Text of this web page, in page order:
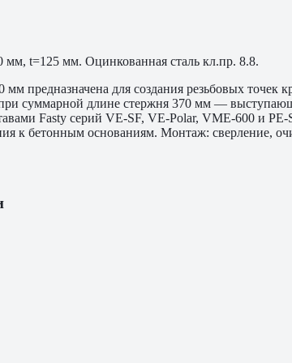
t=125 мм. Оцинкованная сталь кл.пр. 8.8.
предназначена для создания резьбовых
суммарной длине стержня 370 мм —
Fasty серий VE-SF, VE-Polar, VME-600 и
к бетонным основаниям. Монтаж: сверление,